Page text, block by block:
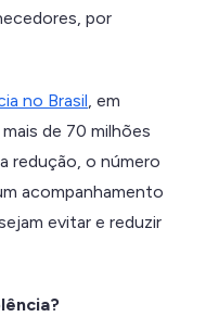
por
no Brasil, em
de 70 milhões
redução, o número
acompanhamento
evitar e reduzir